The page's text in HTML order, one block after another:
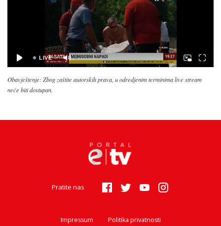
Obavještenje: Zbog zaštite autorskih prava, u odredjenim terminima live stream
neće biti dostupan.
Pratite nas
Impressum Politika privatnosti